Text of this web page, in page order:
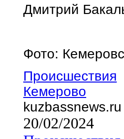
Дмитрий
Фото:
Происшествия
Кемерово
kuzbassnews.ru
20/02/2024